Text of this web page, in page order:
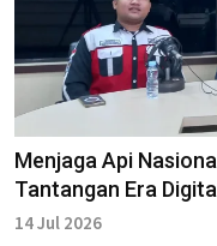
Menjaga Api
Tantangan Era
14 Jul 2026